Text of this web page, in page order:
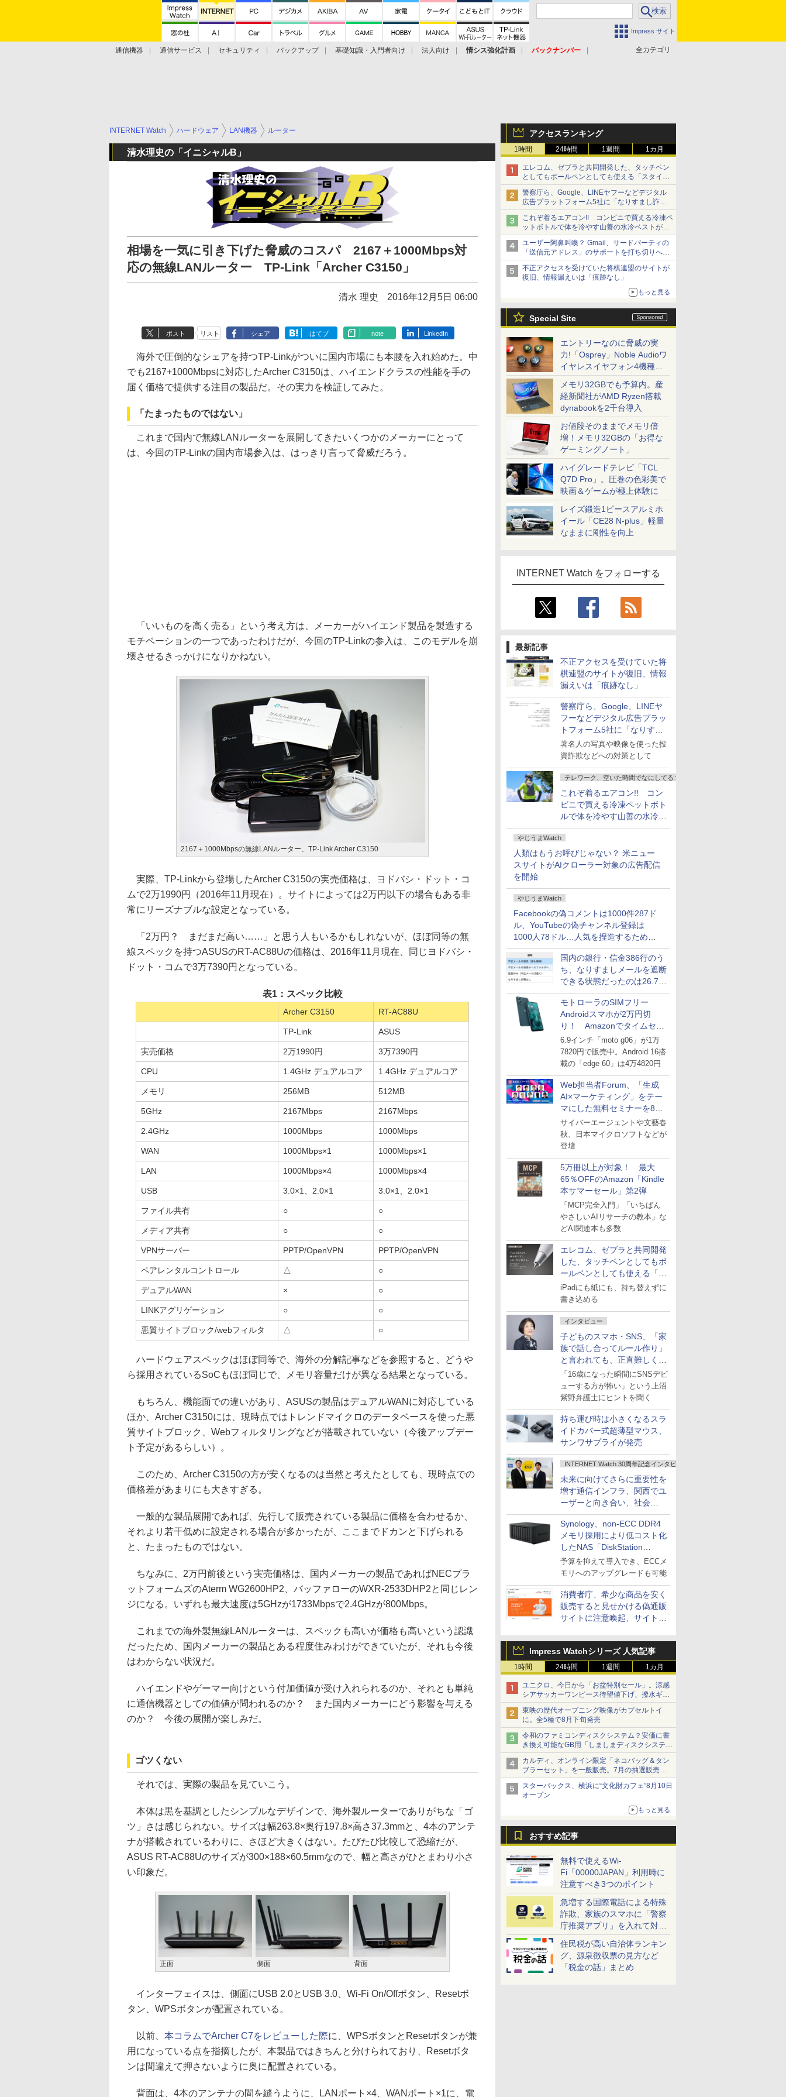
Impress サイト
全カテゴリ
通信機器 通信サービス セキュリティ バックアップ 基礎知識・入門者向け 法人向け 情シス強化計画
バックナンバー
アクセスランキング
1時間 24時間 1週間 1カ月
エレコム、ゼブラと共同開発した、タッチペン
としてもボールペンとしても使える「スタイラ
スツーウェイ」発売 iPadにも紙にも、持ち替
えずに書き込める
警察庁ら、Google、LINEヤフーなどデジタル
広告プラットフォーム5社に「なりすまし詐欺
広告」対策強化を要請 著名人の写真や映像を
使った投資詐欺などへの対策として
これぞ着るエアコン!! コンビニで買える冷凍ペ
ットボトルで体を冷やす山善の水冷ベストがロ
ードバイクにちょうどいい【ぼっち・ざ・ろー
ど！その14】【空いた時間でなにしてる？】
ユーザー阿鼻叫喚？ Gmail、サードパーティの
「送信元アドレス」のサポートを打ち切りへ
【やじうまWatch】
不正アクセスを受けていた将棋連盟のサイトが
復旧、情報漏えいは「痕跡なし」
もっと見る
Special Site
エントリーなのに脅威の実
力!「Osprey」Noble Audioワ
イヤレスイヤフォン4機種を
一気に聴く
メモリ32GBでも予算内。産
経新聞社がAMD Ryzen搭載
dynabookを2千台導入
お値段そのままでメモリ倍
増！メモリ32GBの「お得な
ゲーミングノート」
ハイグレードテレビ「TCL
Q7D Pro」。圧巻の色彩美で
映画＆ゲームが極上体験に
レイズ鍛造1ピースアルミホ
イール「CE28 N-plus」軽量
なままに剛性を向上
INTERNET Watch をフォローする
最新記事
不正アクセスを受けていた将
棋連盟のサイトが復旧、情報
漏えいは「痕跡なし」
警察庁ら、Google、LINEヤ
フーなどデジタル広告プラッ
トフォーム5社に「なりすま
し詐欺広告」対策強化を要請
著名人の写真や映像を使った投
資詐欺などへの対策として
テレワーク、空いた時間でなにしてる？
これぞ着るエアコン!! コン
ビニで買える冷凍ペットボト
ルで体を冷やす山善の水冷ベ
ストがロードバイクにちょう
どいい【ぼっち・ざ・ろー
ど！その14】
やじうまWatch
人類はもうお呼びじゃない？ 米ニュー
スサイトがAIクローラー対象の広告配信
を開始
やじうまWatch
Facebookの偽コメントは1000件287ド
ル、YouTubeの偽チャンネル登録は
1000人78ドル…人気を捏造するための
価格リストが公開中
国内の銀行・信金386行のう
ち、なりすましメールを遮断
できる状態だったのは26.7％
にとどまる～GMOブランド
セキュリティ調査
モトローラのSIMフリー
Androidスマホが2万円切
り！ Amazonでタイムセー
ル
6.9インチ「moto g06」が1万
7820円で販売中。Android 16搭
載の「edge 60」は4万4820円
Web担当者Forum、「生成
AI×マーケティング」をテー
マにした無料セミナーを8月
27日にオンライン開催
サイバーエージェントや文藝春
秋、日本マイクロソフトなどが
登壇
5万冊以上が対象！ 最大
65％OFFのAmazon「Kindle
本サマーセール」第2弾
「MCP完全入門」「いちばん
やさしいAIリサーチの教本」な
どAI関連本も多数
エレコム、ゼブラと共同開発
した、タッチペンとしてもボ
ールペンとしても使える「ス
タイラスツーウェイ」発売
iPadにも紙にも、持ち替えずに
書き込める
インタビュー
子どものスマホ・SNS、「家
族で話し合ってルール作り」
と言われても、正直難しくな
いですか？
「16歳になった瞬間にSNSデビ
ューする方が怖い」という上沼
紫野弁護士にヒントを聞く
持ち運び時は小さくなるスラ
イドカバー式超薄型マウス、
サンワサプライが発売
INTERNET Watch 30周年記念インタビュー
未来に向けてさらに重要性を
増す通信インフラ、関西でユ
ーザーと向き合い、社会
の“あたらしい”を起動し続け
る～オプテージ
Synology、non-ECC DDR4
メモリ採用により低コスト化
したNAS「DiskStation
neo+」シリーズ
予算を抑えて導入でき、ECCメ
モリへのアップグレードも可能
消費者庁、希少な商品を安く
販売すると見せかける偽通販
サイトに注意喚起、サイト名
Impress Watchシリーズ 人気記事
1時間 24時間 1週間 1カ月
ユニクロ、今日から「お盆特別セール」。涼感
シアサッカーワンピース待望値下げ、撥水ギア
ショーツは1990円に
東映の歴代オープニング映像がカプセルトイ
に。全5種で8月下旬発売
令和のファミコンディスクシステム？安価に書
き換え可能なGB用「しましまディスクシステ
ム」
カルディ、オンライン限定「ネコバッグ＆タン
ブラーセット」を一般販売。7月の抽選販売の
当選無効分
スターバックス、横浜に“文化財カフェ”8月10日
オープン
もっと見る
おすすめ記事
無料で使えるWi-
Fi「00000JAPAN」利用時に
注意すべき3つのポイント
急増する国際電話による特殊
詐欺、家族のスマホに「警察
庁推奨アプリ」を入れて対策
しよう！
住民税が高い自治体ランキン
グ、源泉徴収票の見方など
「税金の話」まとめ
INTERNET Watch ハードウェア LAN機器 ルーター
清水理史の「イニシャルB」
相場を一気に引き下げた脅威のコスパ 2167＋1000Mbps対
応の無線LANルーター TP-Link「Archer C3150」
清水 理史 2016年12月5日 06:00
ポスト リスト シェア はてブ note LinkedIn
海外で圧倒的なシェアを持つTP-Linkがついに国内市場にも本腰を入れ始めた。中
でも2167+1000Mbpsに対応したArcher C3150は、ハイエンドクラスの性能を手の
届く価格で提供する注目の製品だ。その実力を検証してみた。
「たまったものではない」
これまで国内で無線LANルーターを展開してきたいくつかのメーカーにとって
は、今回のTP-Linkの国内市場参入は、はっきり言って脅威だろう。
「いいものを高く売る」という考え方は、メーカーがハイエンド製品を製造する
モチベーションの一つであったわけだが、今回のTP-Linkの参入は、このモデルを崩
壊させるきっかけになりかねない。
2167＋1000Mbpsの無線LANルーター、TP-Link Archer C3150
実際、TP-Linkから登場したArcher C3150の実売価格は、ヨドバシ・ドット・コ
ムで2万1990円（2016年11月現在）。サイトによっては2万円以下の場合もある非
常にリーズナブルな設定となっている。
「2万円？ まだまだ高い……」と思う人もいるかもしれないが、ほぼ同等の無
線スペックを持つASUSのRT-AC88Uの価格は、2016年11月現在、同じヨドバシ・
ドット・コムで3万7390円となっている。
表1：スペック比較
Archer C3150 RT-AC88U
TP-Link ASUS
実売価格 2万1990円 3万7390円
CPU 1.4GHz デュアルコア 1.4GHz デュアルコア
メモリ 256MB 512MB
5GHz 2167Mbps 2167Mbps
2.4GHz 1000Mbps 1000Mbps
WAN 1000Mbps×1 1000Mbps×1
LAN 1000Mbps×4 1000Mbps×4
USB 3.0×1、2.0×1 3.0×1、2.0×1
ファイル共有 ○ ○
メディア共有 ○ ○
VPNサーバー PPTP/OpenVPN PPTP/OpenVPN
ペアレンタルコントロール △ ○
デュアルWAN × ○
LINKアグリゲーション ○ ○
悪質サイトブロック/webフィルタ △ ○
ハードウェアスペックはほぼ同等で、海外の分解記事などを参照すると、どうや
ら採用されているSoCもほぼ同じで、メモリ容量だけが異なる結果となっている。
もちろん、機能面での違いがあり、ASUSの製品はデュアルWANに対応している
ほか、Archer C3150には、現時点ではトレンドマイクロのデータベースを使った悪
質サイトブロック、Webフィルタリングなどが搭載されていない（今後アップデー
ト予定があるらしい）。
このため、Archer C3150の方が安くなるのは当然と考えたとしても、現時点での
価格差があまりにも大きすぎる。
一般的な製品展開であれば、先行して販売されている製品に価格を合わせるか、
それより若干低めに設定される場合が多かったが、ここまでドカンと下げられる
と、たまったものではない。
ちなみに、2万円前後という実売価格は、国内メーカーの製品であればNECプラ
ットフォームズのAterm WG2600HP2、バッファローのWXR-2533DHP2と同じレン
ジになる。いずれも最大速度は5GHzが1733Mbpsで2.4GHzが800Mbps。
これまでの海外製無線LANルーターは、スペックも高いが価格も高いという認識
だったため、国内メーカーの製品とある程度住みわけができていたが、それも今後
はわからない状況だ。
ハイエンドやゲーマー向けという付加価値が受け入れられるのか、それとも単純
に通信機器としての価値が問われるのか？ また国内メーカーにどう影響を与える
のか？ 今後の展開が楽しみだ。
ゴツくない
それでは、実際の製品を見ていこう。
本体は黒を基調としたシンプルなデザインで、海外製ルーターでありがちな「ゴ
ツ」さは感じられない。サイズは幅263.8×奥行197.8×高さ37.3mmと、4本のアンテ
ナが搭載されているわりに、さほど大きくはない。たびたび比較して恐縮だが、
ASUS RT-AC88Uのサイズが300×188×60.5mmなので、幅と高さがひとまわり小さ
い印象だ。
正面 側面 背面
インターフェイスは、側面にUSB 2.0とUSB 3.0、Wi-Fi On/Offボタン、Resetボ
タン、WPSボタンが配置されている。
以前、 本コラムでArcher C7をレビューした際に、WPSボタンとResetボタンが兼
用になっている点を指摘したが、本製品ではきちんと分けられており、Resetボタ
ンは間違えて押さないように奥に配置されている。
背面は、4本のアンテナの間を縫うように、LANポート×4、WANポート×1に、電